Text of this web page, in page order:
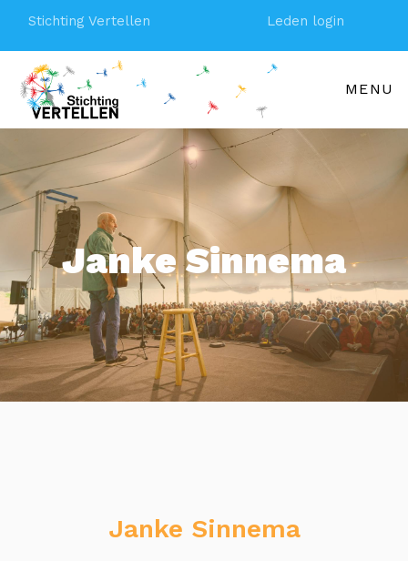
Stichting Vertellen Leden login
MENU
Janke Sinnema
Janke Sinnema